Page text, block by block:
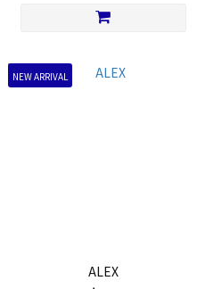
NEW ARRIVAL
ALEX